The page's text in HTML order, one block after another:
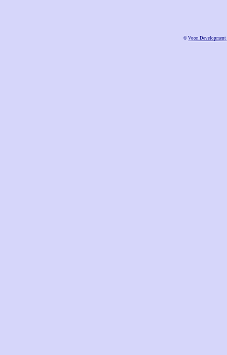
© Voon Development